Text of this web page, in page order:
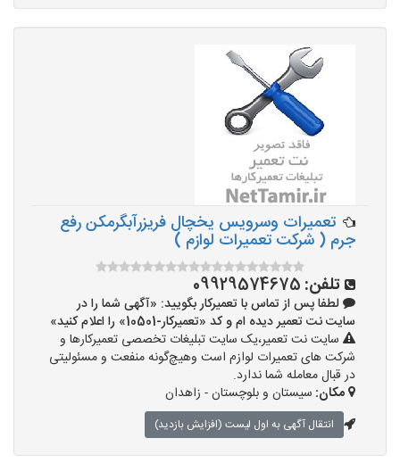
تعمیرات وسرویس یخچال فریزرآبگرمکن رفع
جرم ( شرکت تعمیرات لوازم )
تلفن: 09929574675
لطفا پس از تماس با تعمیرکار بگویید: «آگهی شما را در
سایت نت تعمیر دیده ام و کد «تعمیرکار-10501» را اعلام کنید»
سایت نت تعمیر،یک سایت تبلیغات تخصصی تعمیرکارها و
شرکت های تعمیرات لوازم است وهیچ‌گونه منفعت و مسئولیتی
در قبال معامله شما ندارد.
مکان: سیستان و بلوچستان - زاهدان
انتقال آگهی به اول لیست (افزایش بازدید)